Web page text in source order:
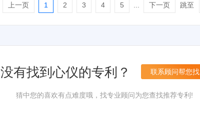
上一页 1 2 3 4 5 下一页 跳至
没有找到心仪的专利？ 联系顾问帮您找
猜中您的喜欢有点难度哦，找专业顾问为您查找推荐专利!